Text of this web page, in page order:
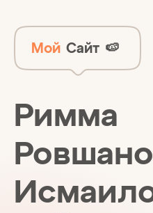
Мой Сайт 🍉
Римма